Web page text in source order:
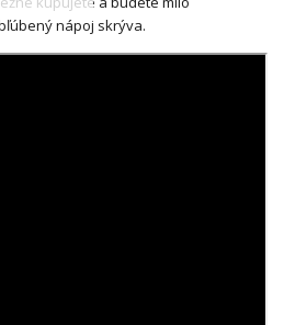
nápoj skrýva.